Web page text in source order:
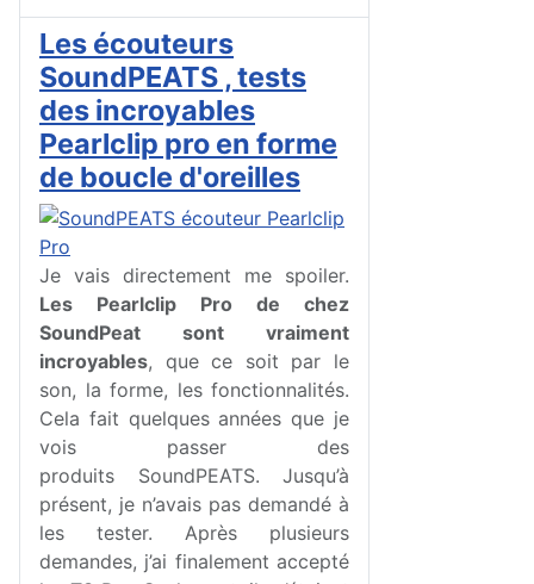
Les écouteurs
SoundPEATS , tests
des incroyables
Pearlclip pro en forme
de boucle d'oreilles
Je vais directement me spoiler.
Les Pearlclip Pro de chez
SoundPeat sont vraiment
incroyables, que ce soit par le
son, la forme, les fonctionnalités.
Cela fait quelques années que je
vois passer des
produits SoundPEATS. Jusqu’à
présent, je n’avais pas demandé à
les tester. Après plusieurs
demandes, j’ai finalement accepté